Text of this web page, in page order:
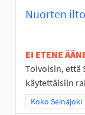
Nuorten
EI ETENE
Toivoisin, että
käytettäisiin
Rajaa tulokset
Koko Seinäjoki